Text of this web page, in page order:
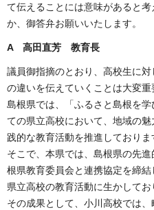
て伝えることには意味があると
か、御答弁お願いいたします。
A 高田直芳 教育長
議員御指摘のとおり、高校生に
の違いを伝えていくことは大変重
島根県では、「ふるさと島根を
ての県立高校において、地域の
践的な教育活動を推進しておりま
そこで、本県では、島根県の先
根県教育委員会と連携協定を締結
県立高校の教育活動に生かしてお
その成果として、小川高校では、